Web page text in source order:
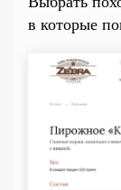
в которые